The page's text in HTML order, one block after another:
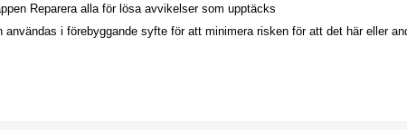
Reparera alla för lösa avvikelser som upptäcks
användas i förebyggande syfte för att minimera risken för att det här eller